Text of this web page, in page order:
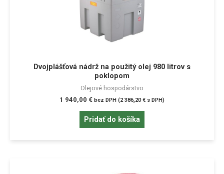
Dvojplášťová nádrž na použitý olej 980 litrov s
poklopom
Olejové hospodárstvo
1 940,00 € bez DPH (2 386,20€ s DPH)
Pridať do košíka